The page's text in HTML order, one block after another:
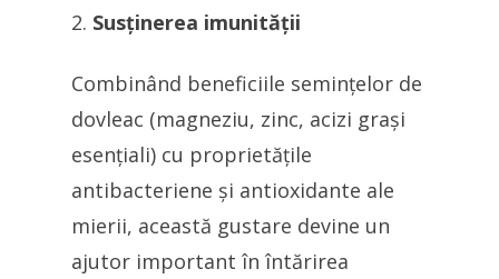
Susținerea imunității
Combinând beneficiile semințelor de
dovleac (magneziu, zinc, acizi grași
esențiali) cu proprietățile
antibacteriene și antioxidante ale
mierii, această gustare devine un
ajutor important în întărirea